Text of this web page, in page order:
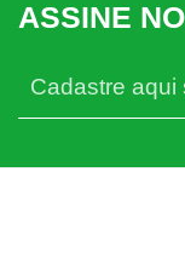
ASSINE